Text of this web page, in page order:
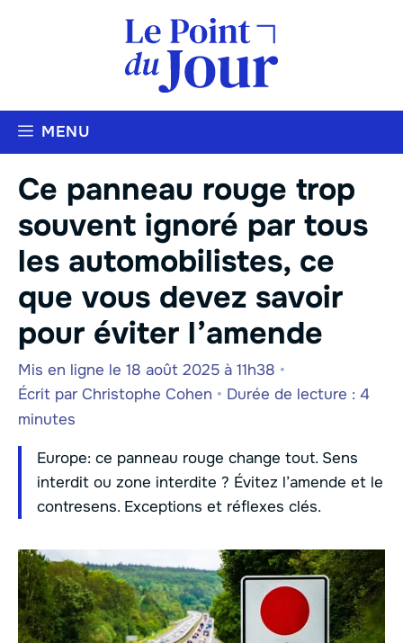
MENU
Ce panneau rouge trop
souvent ignoré par tous
les automobilistes, ce
que vous devez savoir
pour éviter l’amende
Mis en ligne le 18 août 2025 à 11h38 •
Écrit par Christophe Cohen • Durée de lecture : 4
minutes
Europe: ce panneau rouge change tout. Sens
interdit ou zone interdite ? Évitez l’amende et le
contresens. Exceptions et réflexes clés.